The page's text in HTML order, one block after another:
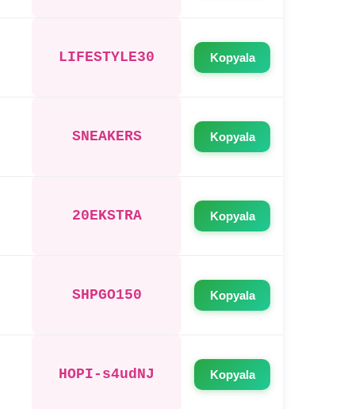
LIFESTYLE30 Kopyala
SNEAKERS Kopyala
20EKSTRA Kopyala
SHPGO150 Kopyala
HOPI-s4udNJ Kopyala